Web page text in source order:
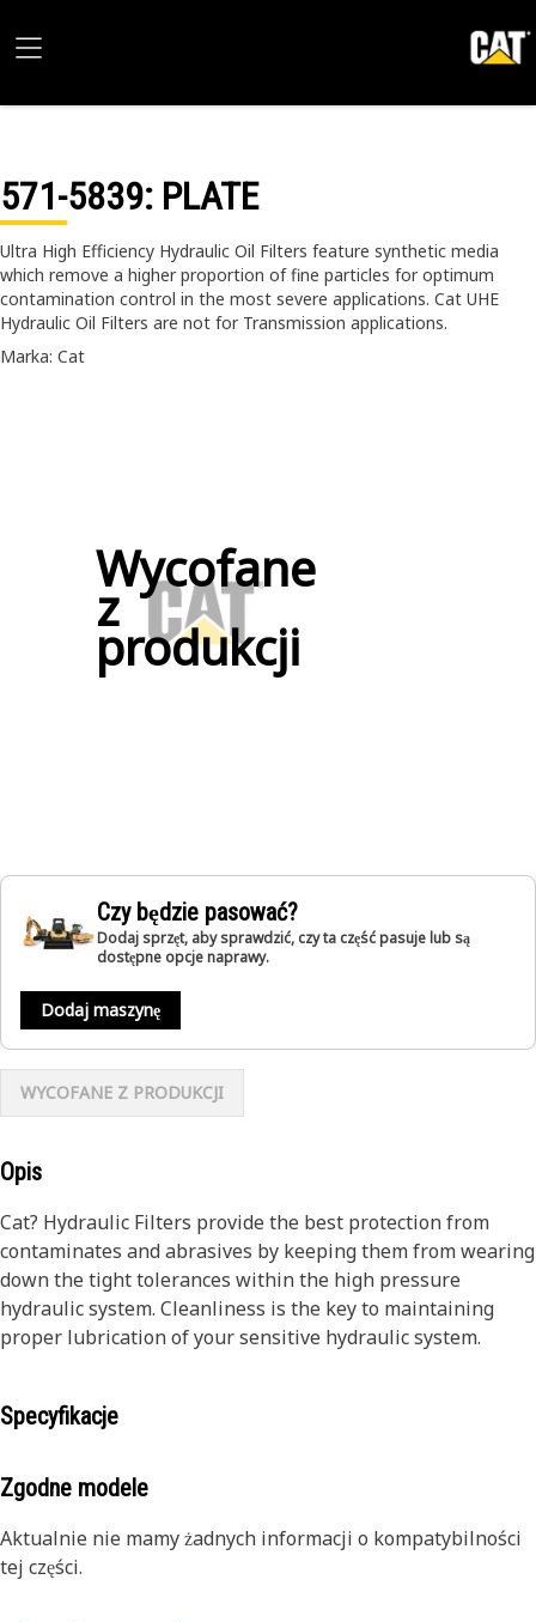
571-5839: PLATE
Ultra High Efficiency Hydraulic Oil Filters feature synthetic media
which remove a higher proportion of fine particles for optimum
contamination control in the most severe applications. Cat UHE
Hydraulic Oil Filters are not for Transmission applications.
Marka: Cat
Wycofane
z
produkcji
Czy będzie pasować?
Dodaj sprzęt, aby sprawdzić, czy ta część pasuje lub są
dostępne opcje naprawy.
Dodaj maszynę
WYCOFANE Z PRODUKCJI
Opis
Cat? Hydraulic Filters provide the best protection from
contaminates and abrasives by keeping them from wearing
down the tight tolerances within the high pressure
hydraulic system. Cleanliness is the key to maintaining
proper lubrication of your sensitive hydraulic system.
Specyfikacje
Zgodne modele
Aktualnie nie mamy żadnych informacji o kompatybilności
tej części.